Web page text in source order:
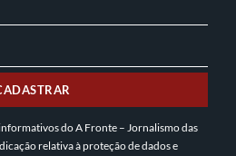
do A Fronte – Jornalismo das
relativa àproteção de dadose